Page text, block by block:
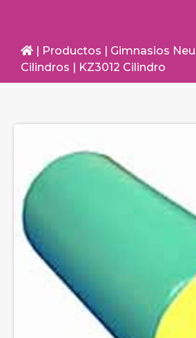
| Productos | Gimnasios
Cilindros | KZ3012 Cilindro